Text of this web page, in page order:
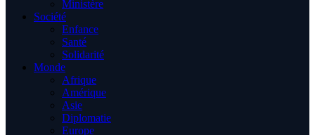
Ministère
Société
Enfance
Santé
Solidarité
Monde
Afrique
Amérique
Asie
Diplomatie
Europe